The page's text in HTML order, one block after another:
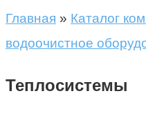
Главная » Каталог
водоочистное
Теплосистемы